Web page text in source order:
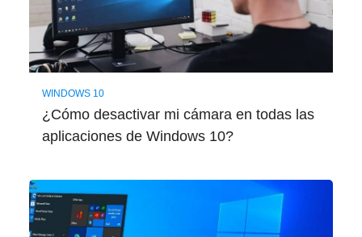
WINDOWS 10
¿Cómo desactivar mi cámara en todas las
aplicaciones de Windows 10?